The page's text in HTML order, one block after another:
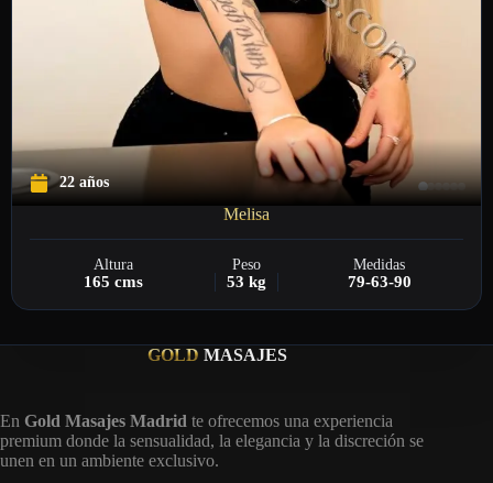
22 años
Melisa
Altura Peso Medidas
165 cms 53 kg 79-63-90
GOLD MASAJES
En Gold Masajes Madrid te ofrecemos una experiencia
premium donde la sensualidad, la elegancia y la discreción se
unen en un ambiente exclusivo.